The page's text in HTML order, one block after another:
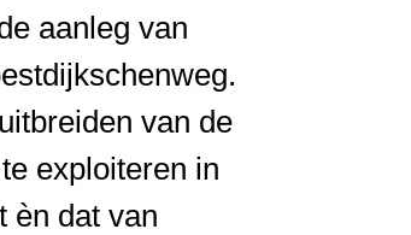
aanleg van
van de
exploiteren in
èn dat van